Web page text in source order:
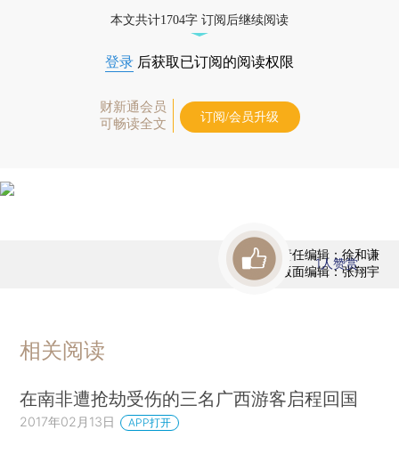
本文共计1704字 订阅后继续阅读
登录 后获取已订阅的阅读权限
财新通会员
可畅读全文
订阅/会员升级
责任编辑：徐和谦
版面编辑：张翔宇
1人赞赏
相关阅读
在南非遭抢劫受伤的三名广西游客启程回国
2017年02月13日 APP打开